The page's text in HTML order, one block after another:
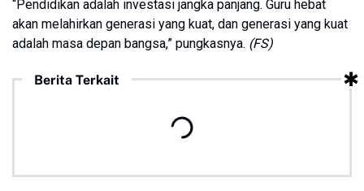
“Pendidikan adalah investasi jangka panjang. Guru hebat
akan melahirkan generasi yang kuat, dan generasi yang kuat
adalah masa depan bangsa,” pungkasnya. (FS)
Berita Terkait